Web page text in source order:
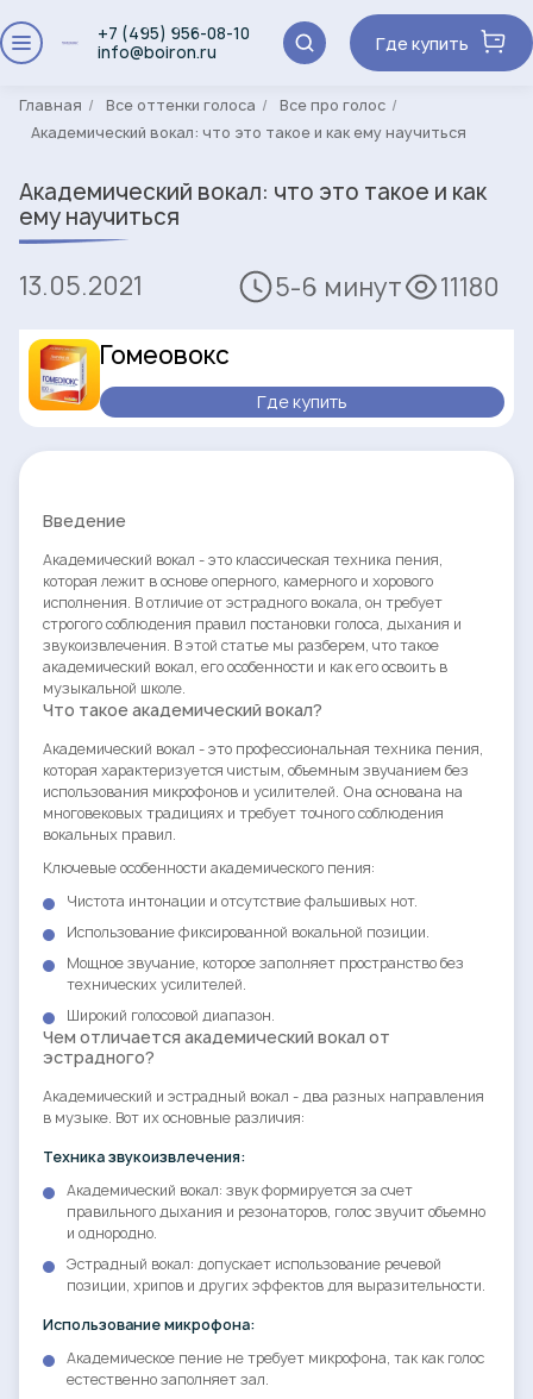
+7 (495) 956-08-10
info@boiron.ru
Где купить
Главная Все оттенки голоса
Все про голос
Академический вокал: что это такое и как ему научиться
Академический вокал: что это такое и как
ему научиться
13.05.2021 5-6 минут 11180
Гомеовокс
Где купить
Введение
Академический вокал - это классическая техника пения,
которая лежит в основе оперного, камерного и хорового
исполнения. В отличие от эстрадного вокала, он требует
строгого соблюдения правил постановки голоса, дыхания и
звукоизвлечения. В этой статье мы разберем, что такое
академический вокал, его особенности и как его освоить в
музыкальной школе.
Что такое академический вокал?
Академический вокал - это профессиональная техника пения,
которая характеризуется чистым, объемным звучанием без
использования микрофонов и усилителей. Она основана на
многовековых традициях и требует точного соблюдения
вокальных правил.
Ключевые особенности академического пения:
Чистота интонации и отсутствие фальшивых нот.
Использование фиксированной вокальной позиции.
Мощное звучание, которое заполняет пространство без
технических усилителей.
Широкий голосовой диапазон.
Чем отличается академический вокал от
эстрадного?
Академический и эстрадный вокал - два разных направления
в музыке. Вот их основные различия:
Техника звукоизвлечения:
Академический вокал: звук формируется за счет
правильного дыхания и резонаторов, голос звучит объемно
и однородно.
Эстрадный вокал: допускает использование речевой
позиции, хрипов и других эффектов для выразительности.
Использование микрофона:
Академическое пение не требует микрофона, так как голос
естественно заполняет зал.